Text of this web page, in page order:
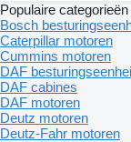
Populaire categorieën
Bosch
Caterpillar motoren
Cummins motoren
DAF
DAF cabines
DAF motoren
Deutz motoren
Deutz-Fahr motoren